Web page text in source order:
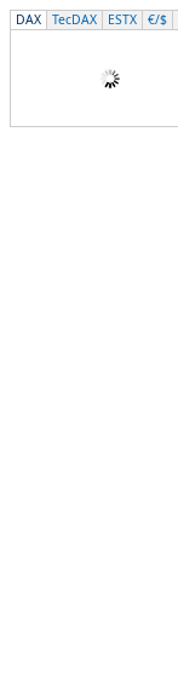
DAX TecDAX ESTX €/$